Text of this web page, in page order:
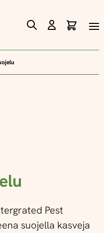
Skip
Content
Pest
suojella kasveja